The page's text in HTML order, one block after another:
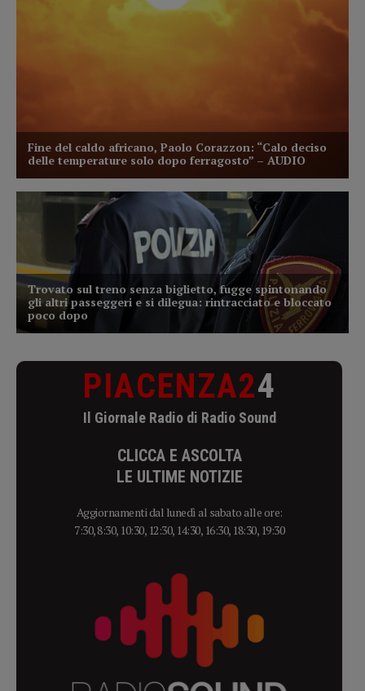
PIACENZA24
Il Giornale Radio di Radio Sound
CLICCA E ASCOLTA
LE ULTIME NOTIZIE
Aggiornamenti dal lunedì al sabato alle ore:
7:30, 8:30, 10:30, 12:30, 14:30, 16:30, 18:30, 19:30